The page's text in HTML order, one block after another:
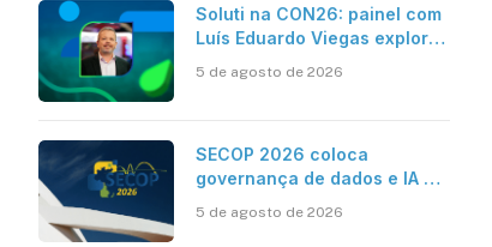
Soluti na CON26: painel com
Luís Eduardo Viegas explora
eficiência da Contabilidade
5 de agosto de 2026
SECOP 2026 coloca
governança de dados e IA no
5 de agosto de 2026